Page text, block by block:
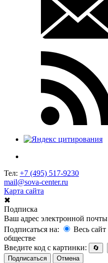
Тел: +7 (495) 517-9230
mail@sova-center.ru
Карта сайта
✖
Подписка
Ваш адрес электронной почты
Подписаться на:
Весь сайт
обществе
Введите код с картинки:
🔄
Подписаться
Отмена